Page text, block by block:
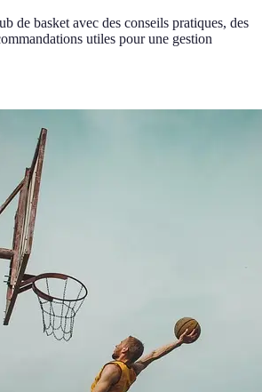
de basket avec des conseils pratiques, des
utiles pour une gestion